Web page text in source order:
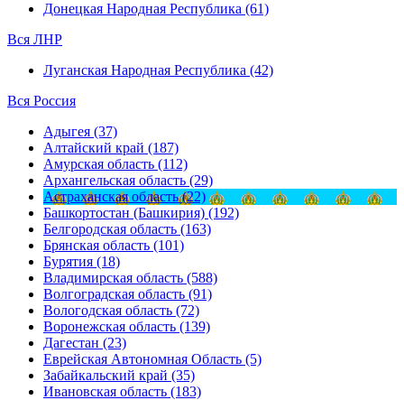
Донецкая Народная Республика (61)
Вся ЛНР
Луганская Народная Республика (42)
Вся Россия
Адыгея (37)
Алтайский край (187)
Амурская область (112)
Архангельская область (29)
Астраханская область (22)
Башкортостан (Башкирия) (192)
Белгородская область (163)
Брянская область (101)
Бурятия (18)
Владимирская область (588)
Волгоградская область (91)
Вологодская область (72)
Воронежская область (139)
Дагестан (23)
Еврейская Автономная Область (5)
Забайкальский край (35)
Ивановская область (183)